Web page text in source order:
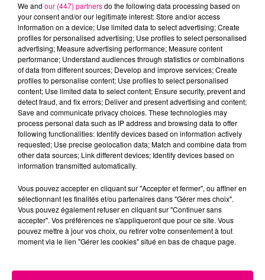
Cancer Lion Vierge
Balance Scorpion Sagittaire
Capricorne Verseau Poissons
We and our (447) partnersdo the following data processing based on
your consent and/or our legitimate interest: Store and/or access
information on a device; Use limited data to select advertising; Create
profiles for personalised advertising; Use profiles to select personalised
advertising; Measure advertising performance; Measure content
performance; Understand audiences through statistics or combinations
of data from different sources; Develop and improve services; Create
profiles to personalise content; Use profiles to select personalised
content; Use limited data to select content; Ensure security, prevent and
detect fraud, and fix errors; Deliver and present advertising and content;
Save and communicate privacy choices. These technologies may
process personal data such as IP address and browsing data to offer
following functionalities: Identify devices based on information actively
requested; Use precise geolocation data; Match and combine data from
other data sources; Link different devices; Identify devices based on
information transmitted automatically.
Vous pouvez accepter en cliquant sur "Accepter et fermer", ou affiner en
sélectionnant les finalités et/ou partenaires dans "Gérer mes choix".
Vous pouvez également refuser en cliquant sur "Continuer sans
accepter". Vos préférences ne s'appliqueront que pour ce site. Vous
pouvez mettre à jour vos choix, ou retirer votre consentement à tout
moment via le lien "Gérer les cookies" situé en bas de chaque page.